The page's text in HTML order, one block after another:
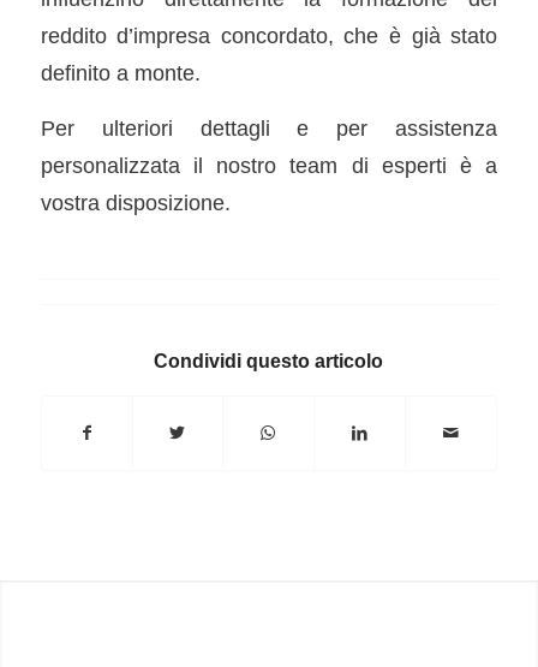
reddito d’impresa concordato, che è già stato
definito a monte.
Per ulteriori dettagli e per assistenza
personalizzata il nostro team di esperti è a
vostra disposizione.
Condividi questo articolo